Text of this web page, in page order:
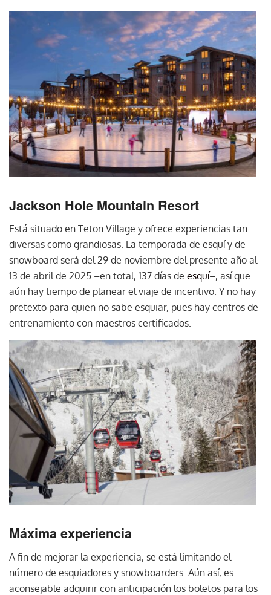
Jackson Hole Mountain Resort
Está situado en Teton Village y ofrece experiencias tan
diversas como grandiosas. La temporada de esquí y de
snowboard será del 29 de noviembre del presente año al
13 de abril de 2025 –en total, 137 días de esquí–, así que
aún hay tiempo de planear el viaje de incentivo. Y no hay
pretexto para quien no sabe esquiar, pues hay centros de
entrenamiento con maestros certificados.
Máxima experiencia
A fin de mejorar la experiencia, se está limitando el
número de esquiadores y snowboarders. Aún así, es
aconsejable adquirir con anticipación los boletos para los